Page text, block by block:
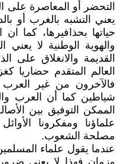
التحضر أو المعاصرة على
يعني التشبه بالغرب أو
حياتها بحذافيرها، كما
والهوية الوطنية لا يعني
القديمة والانغلاق على
العالم المتقدم حضاريا
فالآخرون من غير العرب
شياطين كما أن العرب
الممكن التوفيق بين
علماؤنا ومفكرونا
مصلحة الشعوب.
عندما يقول علماء